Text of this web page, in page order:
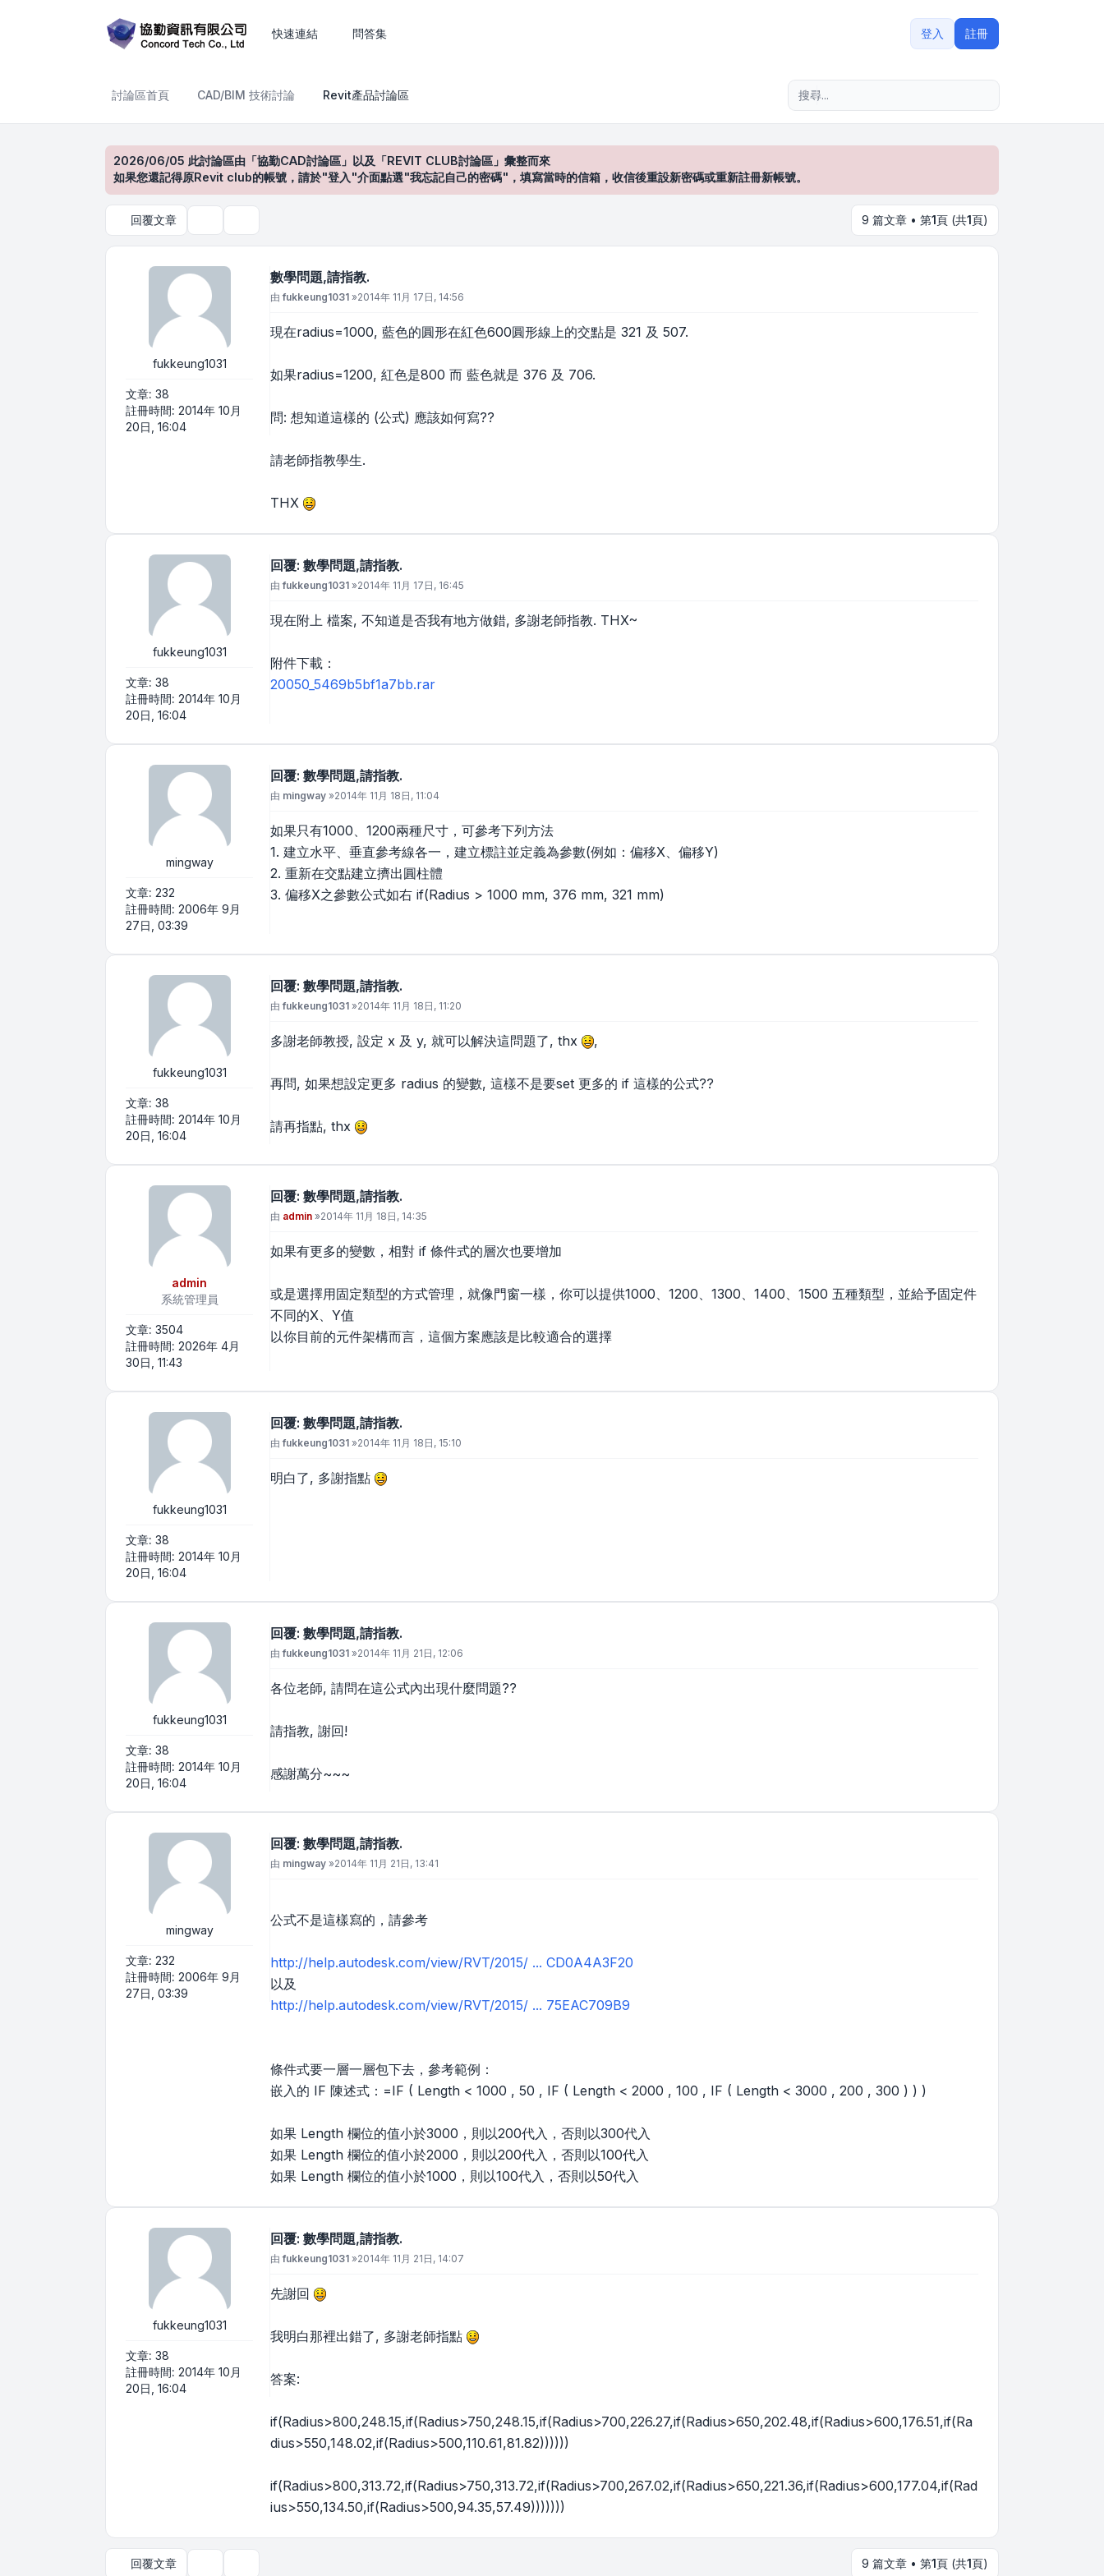
快速連結 問答集 登入 註冊
討論區首頁 CAD/BIM 技術討論 Revit產品討論區
2026/06/05 此討論區由「協勤CAD討論區」以及「REVIT CLUB討論區」彙整而來
如果您還記得原Revit club的帳號，請於"登入"介面點選"我忘記自己的密碼"，填寫當時的信箱，收信後重設新密碼或重新註冊新帳號。
回覆文章 9 篇文章 • 第1頁 (共1頁)
fukkeung1031
文章: 38
註冊時間: 2014年 10月
20日, 16:04
數學問題,請指教.
文章
由fukkeung1031 »2014年 11月 17日, 14:56
現在radius=1000, 藍色的圓形在紅色600圓形線上的交點是 321 及 507.
如果radius=1200, 紅色是800 而 藍色就是 376 及 706.
問: 想知道這樣的 (公式) 應該如何寫??
請老師指教學生.
THX
fukkeung1031
文章: 38
註冊時間: 2014年 10月
20日, 16:04
回覆: 數學問題,請指教.
文章
由fukkeung1031 »2014年 11月 17日, 16:45
現在附上 檔案, 不知道是否我有地方做錯, 多謝老師指教. THX~
附件下載：
20050_5469b5bf1a7bb.rar
mingway
文章: 232
註冊時間: 2006年 9月
27日, 03:39
回覆: 數學問題,請指教.
文章
由 mingway »2014年 11月 18日, 11:04
如果只有1000、1200兩種尺寸，可參考下列方法
1. 建立水平、垂直參考線各一，建立標註並定義為參數(例如：偏移X、偏移Y)
2. 重新在交點建立擠出圓柱體
3. 偏移X之參數公式如右 if(Radius > 1000 mm, 376 mm, 321 mm)
fukkeung1031
文章: 38
註冊時間: 2014年 10月
20日, 16:04
回覆: 數學問題,請指教.
文章
由fukkeung1031 »2014年 11月 18日, 11:20
多謝老師教授, 設定 x 及 y, 就可以解決這問題了, thx ,
再問, 如果想設定更多 radius 的變數, 這樣不是要set 更多的 if 這樣的公式??
請再指點, thx
admin
系統管理員
文章: 3504
註冊時間: 2026年 4月
30日, 11:43
回覆: 數學問題,請指教.
文章
由 admin »2014年 11月 18日, 14:35
如果有更多的變數，相對 if 條件式的層次也要增加
或是選擇用固定類型的方式管理，就像門窗一樣，你可以提供1000、1200、1300、1400、1500 五種類型，並給予固定件
不同的X、Y值
以你目前的元件架構而言，這個方案應該是比較適合的選擇
fukkeung1031
文章: 38
註冊時間: 2014年 10月
20日, 16:04
回覆: 數學問題,請指教.
文章
由fukkeung1031 »2014年 11月 18日, 15:10
明白了, 多謝指點
fukkeung1031
文章: 38
註冊時間: 2014年 10月
20日, 16:04
回覆: 數學問題,請指教.
文章
由fukkeung1031 »2014年 11月 21日, 12:06
各位老師, 請問在這公式內出現什麼問題??
請指教, 謝回!
感謝萬分~~~
mingway
文章: 232
註冊時間: 2006年 9月
27日, 03:39
回覆: 數學問題,請指教.
文章
由 mingway »2014年 11月 21日, 13:41
公式不是這樣寫的，請參考
http://help.autodesk.com/view/RVT/2015/ ... CD0A4A3F20
以及
http://help.autodesk.com/view/RVT/2015/ ... 75EAC709B9
條件式要一層一層包下去，參考範例：
嵌入的 IF 陳述式：=IF ( Length < 1000 , 50 , IF ( Length < 2000 , 100 , IF ( Length < 3000 , 200 , 300 ) ) )
如果 Length 欄位的值小於3000，則以200代入，否則以300代入
如果 Length 欄位的值小於2000，則以200代入，否則以100代入
如果 Length 欄位的值小於1000，則以100代入，否則以50代入
fukkeung1031
文章: 38
註冊時間: 2014年 10月
20日, 16:04
回覆: 數學問題,請指教.
文章
由fukkeung1031 »2014年 11月 21日, 14:07
先謝回
我明白那裡出錯了, 多謝老師指點
答案:
if(Radius>800,248.15,if(Radius>750,248.15,if(Radius>700,226.27,if(Radius>650,202.48,if(Radius>600,176.51,if(Ra
dius>550,148.02,if(Radius>500,110.61,81.82))))))
if(Radius>800,313.72,if(Radius>750,313.72,if(Radius>700,267.02,if(Radius>650,221.36,if(Radius>600,177.04,if(Rad
ius>550,134.50,if(Radius>500,94.35,57.49)))))))
回覆文章 9 篇文章 • 第1頁 (共1頁)